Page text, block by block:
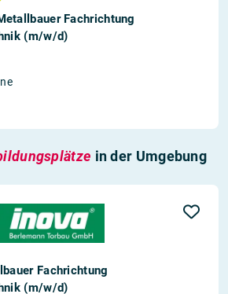
Fachrichtung
(m/w/d)
in der Umgebung
Fachrichtung
(m/w/d)